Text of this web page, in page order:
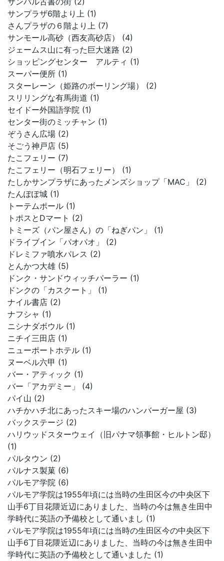
サンプラザ6階より上 (1)
さんプラザの６階より上 (7)
サンモール高砂（西友高砂店） (4)
ジェームス山に有った巨大迷路 (2)
ショッピングセンター アルティ (1)
スーパー便所 (1)
スターレーン（姫路のボーリング場） (2)
スリリングな有馬街道 (1)
セイドー外国語学院 (1)
センター街のミッチャン (1)
ぞうさん広場 (2)
そごう神戸店 (5)
たこフェリー (7)
たこフェリー（明石フェリー） (1)
たしかサンプラザにあったメンズショップ「MAC」 (2)
たんぽぽ城 (1)
トーテムポール (1)
トポスとDマート (2)
トミーズ（パン屋さん）の「ねぎパン」 (1)
ドライブイン「パオパオ」 (2)
ドレミファ噴水パレス (2)
とんかつ大雄 (5)
ドンク・サンドウィッチパーラー (1)
ドンクの「カスクート」 (1)
ナイル書店 (2)
ナフシャ (1)
ニシナダボウル (1)
ニチイ三田店 (1)
ニューポートホテル (1)
ヌーベル六甲 (1)
バー・アティック (1)
バー「アカデミー」 (4)
パイ山 (2)
ハチかハチ北にあったスキー場のハンバーガー屋 (3)
バックステージ (2)
ハリウッドスターウェイ（旧パナマ領事館・ヒルトン邸）
(1)
パルタウン (2)
パルナス製菓 (6)
パルモア学院 (6)
パルモア学院は1955年頃には当時の生田区今の中央区下
山手6丁目花隈近辺にありました、当時の今は無き生田中
学時代に英語の予備校として通いまし (1)
パルモア学院は1955年頃には当時の生田区今の中央区下
山手6丁目花隈近辺にありました、当時の今は無き生田中
学時代に英語の予備校として通いました (1)